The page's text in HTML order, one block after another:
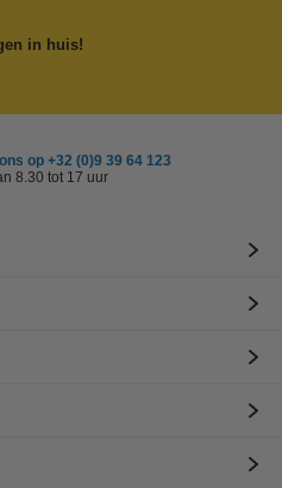
in huis!
op +32 (0)9 39 64 123
8.30 tot 17 uur